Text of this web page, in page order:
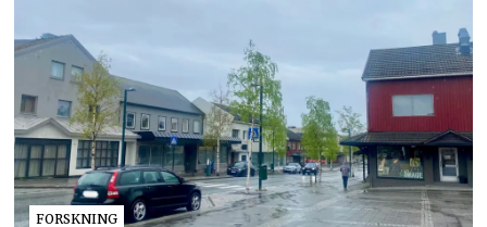
FORSKNING